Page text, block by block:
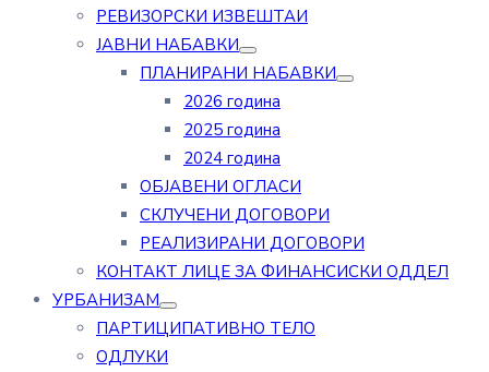
РЕВИЗОРСКИ ИЗВЕШТАИ
ЈАВНИ НАБАВКИ
ПЛАНИРАНИ НАБАВКИ
2026 година
2025 година
2024 година
ОБЈАВЕНИ ОГЛАСИ
СКЛУЧЕНИ ДОГОВОРИ
РЕАЛИЗИРАНИ ДОГОВОРИ
КОНТАКТ ЛИЦЕ ЗА ФИНАНСИСКИ ОДДЕЛ
УРБАНИЗАМ
ПАРТИЦИПАТИВНО ТЕЛО
ОДЛУКИ